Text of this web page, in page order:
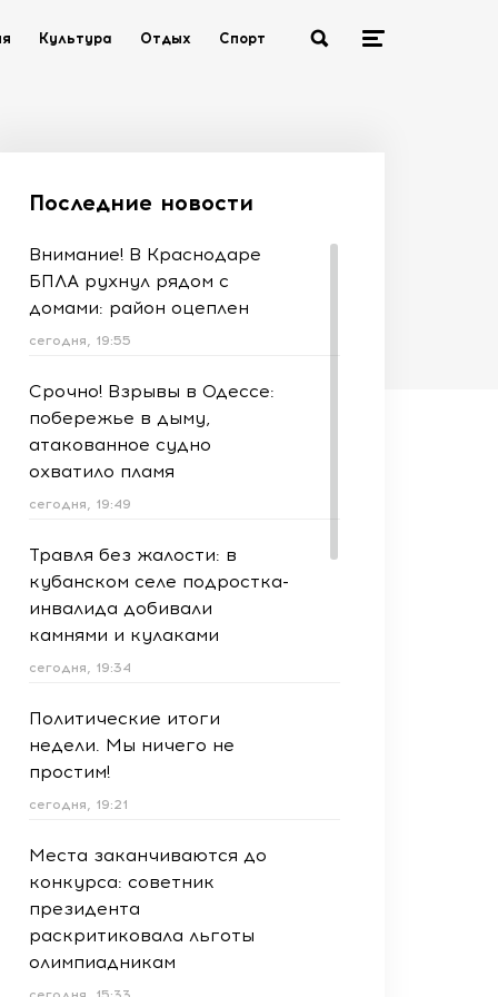
Культура Отдых Спорт
Последние новости
Внимание! В Краснодаре
БПЛА рухнул рядом с
домами: район оцеплен
сегодня, 19:55
Срочно! Взрывы в Одессе:
побережье в дыму,
атакованное судно
охватило пламя
сегодня, 19:49
Травля без жалости: в
кубанском селе подростка-
инвалида добивали
камнями и кулаками
сегодня, 19:34
Политические итоги
недели. Мы ничего не
простим!
сегодня, 19:21
Места заканчиваются до
конкурса: советник
президента
раскритиковала льготы
олимпиадникам